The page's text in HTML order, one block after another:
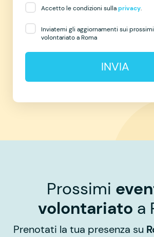
Accetto le condizioni sullaprivacy.
Inviatemi gli aggiornamenti sui
volontariato a Roma
INVIA
Prossimi
volontariato a
Prenotati la tua presenza su